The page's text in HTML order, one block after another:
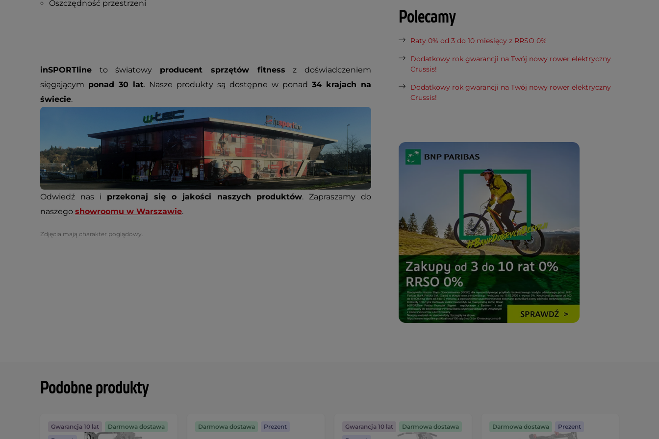
Oszczędność przestrzeni
inSPORTline to światowy producent sprzętów fitness z doświadczeniem
sięgającym ponad 30 lat. Nasze produkty są dostępne w ponad 34 krajach na
świecie.
Odwiedź nas i przekonaj się o jakości naszych produktów. Zapraszamy do
naszego showroomu w Warszawie.
Zdjęcia mają charakter poglądowy.
Polecamy
Raty 0% od 3 do 10 miesięcy z RRSO 0%
Dodatkowy rok gwarancji na Twój nowy rower elektryczny
Crussis!
Dodatkowy rok gwarancji na Twój nowy rower elektryczny
Crussis!
Podobne produkty
Gwarancja 10 lat
Darmowa dostawa
Darmowa dostawa Prezent Gwarancja 10 lat
Darmowa dostawa
Darmowa dostawa Prezent